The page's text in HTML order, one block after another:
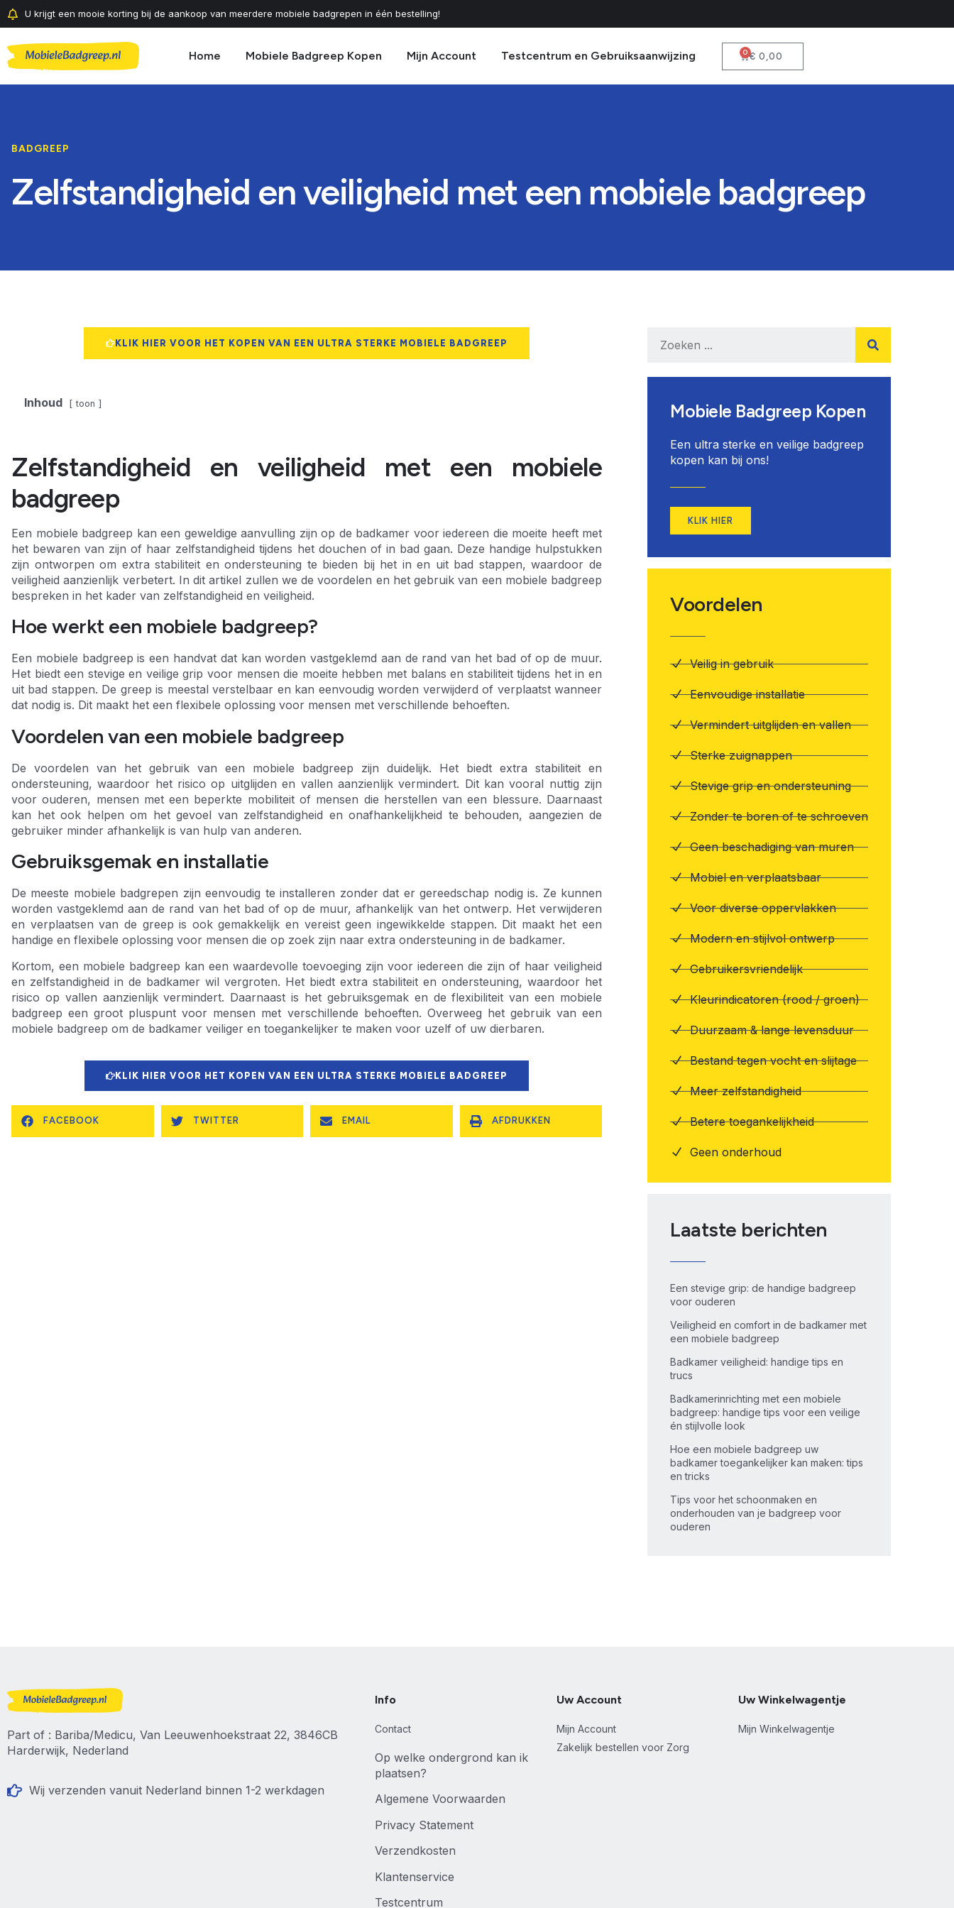
U krijgt een mooie korting bij de aankoop van meerdere mobiele badgrepen in één bestelling!
Home Mobiele Badgreep Kopen Mijn Account Testcentrum en Gebruiksaanwijzing € 0,00
0
BADGREEP
Zelfstandigheid en veiligheid met een mobiele badgreep
KLIK HIER VOOR HET KOPEN VAN EEN ULTRA STERKE MOBIELE BADGREEP
Inhoud toon
Zelfstandigheid en veiligheid met een mobiele
badgreep
Een mobiele badgreep kan een geweldige aanvulling zijn op de badkamer voor iedereen die moeite heeft met
het bewaren van zijn of haar zelfstandigheid tijdens het douchen of in bad gaan. Deze handige hulpstukken
zijn ontworpen om extra stabiliteit en ondersteuning te bieden bij het in en uit bad stappen, waardoor de
veiligheid aanzienlijk verbetert. In dit artikel zullen we de voordelen en het gebruik van een mobiele badgreep
bespreken in het kader van zelfstandigheid en veiligheid.
Hoe werkt een mobiele badgreep?
Een mobiele badgreep is een handvat dat kan worden vastgeklemd aan de rand van het bad of op de muur.
Het biedt een stevige en veilige grip voor mensen die moeite hebben met balans en stabiliteit tijdens het in en
uit bad stappen. De greep is meestal verstelbaar en kan eenvoudig worden verwijderd of verplaatst wanneer
dat nodig is. Dit maakt het een flexibele oplossing voor mensen met verschillende behoeften.
Voordelen van een mobiele badgreep
De voordelen van het gebruik van een mobiele badgreep zijn duidelijk. Het biedt extra stabiliteit en
ondersteuning, waardoor het risico op uitglijden en vallen aanzienlijk vermindert. Dit kan vooral nuttig zijn
voor ouderen, mensen met een beperkte mobiliteit of mensen die herstellen van een blessure. Daarnaast
kan het ook helpen om het gevoel van zelfstandigheid en onafhankelijkheid te behouden, aangezien de
gebruiker minder afhankelijk is van hulp van anderen.
Gebruiksgemak en installatie
De meeste mobiele badgrepen zijn eenvoudig te installeren zonder dat er gereedschap nodig is. Ze kunnen
worden vastgeklemd aan de rand van het bad of op de muur, afhankelijk van het ontwerp. Het verwijderen
en verplaatsen van de greep is ook gemakkelijk en vereist geen ingewikkelde stappen. Dit maakt het een
handige en flexibele oplossing voor mensen die op zoek zijn naar extra ondersteuning in de badkamer.
Kortom, een mobiele badgreep kan een waardevolle toevoeging zijn voor iedereen die zijn of haar veiligheid
en zelfstandigheid in de badkamer wil vergroten. Het biedt extra stabiliteit en ondersteuning, waardoor het
risico op vallen aanzienlijk vermindert. Daarnaast is het gebruiksgemak en de flexibiliteit van een mobiele
badgreep een groot pluspunt voor mensen met verschillende behoeften. Overweeg het gebruik van een
mobiele badgreep om de badkamer veiliger en toegankelijker te maken voor uzelf of uw dierbaren.
KLIK HIER VOOR HET KOPEN VAN EEN ULTRA STERKE MOBIELE BADGREEP
FACEBOOK TWITTER EMAIL AFDRUKKEN
Mobiele Badgreep Kopen
Een ultra sterke en veilige badgreep
kopen kan bij ons!
KLIK HIER
Voordelen
Veilig in gebruik
Eenvoudige installatie
Vermindert uitglijden en vallen
Sterke zuignappen
Stevige grip en ondersteuning
Zonder te boren of te schroeven
Geen beschadiging van muren
Mobiel en verplaatsbaar
Voor diverse oppervlakken
Modern en stijlvol ontwerp
Gebruikersvriendelijk
Kleurindicatoren (rood / groen)
Duurzaam & lange levensduur
Bestand tegen vocht en slijtage
Meer zelfstandigheid
Betere toegankelijkheid
Geen onderhoud
Laatste berichten
Een stevige grip: de handige badgreep
voor ouderen
Veiligheid en comfort in de badkamer met
een mobiele badgreep
Badkamer veiligheid: handige tips en
trucs
Badkamerinrichting met een mobiele
badgreep: handige tips voor een veilige
én stijlvolle look
Hoe een mobiele badgreep uw
badkamer toegankelijker kan maken: tips
en tricks
Tips voor het schoonmaken en
onderhouden van je badgreep voor
ouderen
Part of : Bariba/Medicu, Van Leeuwenhoekstraat 22, 3846CB
Harderwijk, Nederland
Wij verzenden vanuit Nederland binnen 1-2 werkdagen
Info
Contact
Op welke ondergrond kan ik
plaatsen?
Algemene Voorwaarden
Privacy Statement
Verzendkosten
Klantenservice
Testcentrum
Uw Account
Mijn Account
Zakelijk bestellen voor Zorg
Uw Winkelwagentje
Mijn Winkelwagentje